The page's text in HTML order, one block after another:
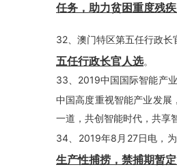
任务，助力贫困重度残疾
32、澳门特区第五任行政长
五任行政长官人选。
33、2019中国国际智能产
中国高度重视智能产业发展，
一道，共创智能时代，共享
34、2019年8月27日电，
生产性捕捞，禁捕期暂